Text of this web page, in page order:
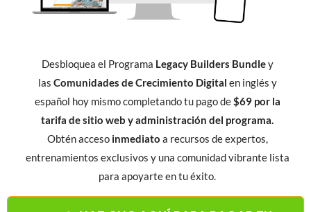
Desbloquea el Programa Legacy Builders Bundley
las Comunidades de Crecimiento Digital en inglés y
español hoy mismo completando tu pago de$69 por la
tarifa de sitio web y administración del programa.
Obtén acceso inmediato a recursos de expertos,
entrenamientos exclusivos y una comunidad vibrante lista
para apoyarte en tu éxito.